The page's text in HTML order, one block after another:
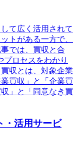
て広く活用されて
トがある一方で、
では、買収と合
ロセスをわかり
収とは、対象企業
買収」と「企業買
」と「同意なき買
・活用サービ